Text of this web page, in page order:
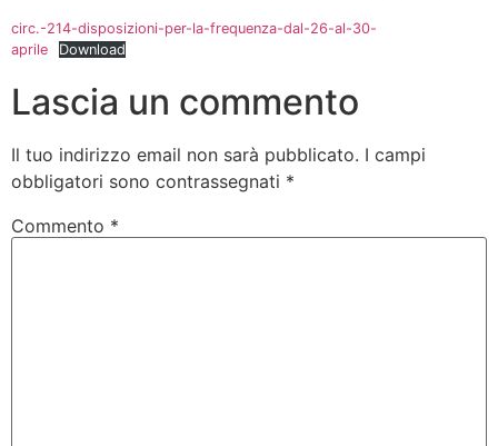
circ.-214-disposizioni-per-la-frequenza-dal-26-al-30-
aprile
Download
Lascia un commento
Il tuo indirizzo email non sarà pubblicato. I campi
obbligatori sono contrassegnati *
Commento *